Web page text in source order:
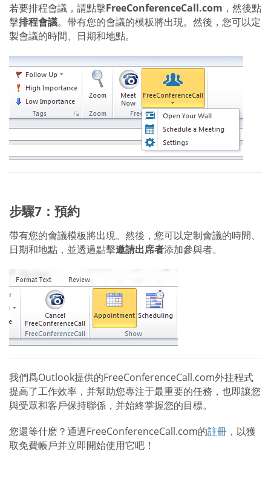
若要排程會議，請點擊FreeConferenceCall.com ，然後點
擊排程會議。帶有您的會議的模板將出現。然後，您可以定
製會議的時間、日期和地點。
步驟7：預約
帶有您的會議模板將出現。然後，您可以定制會議的時間、
日期和地點，並透過點擊邀請出席者添加參與者。
我們爲Outlook提供的FreeConferenceCall.com外挂程式
提高了工作效率，并幫助您專注于最重要的任務，也即讓您
與受眾和客戶保持聯係，并始終掌握您的目標。
您還等什麽？通過FreeConferenceCall.com的註冊 ，以獲
取免費帳戶并立即開始使用它吧！